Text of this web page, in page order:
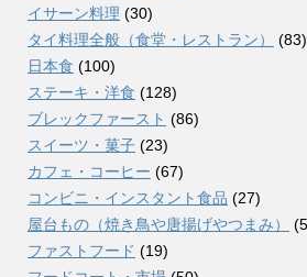
イサーン料理 (30)
タイ料理全般（食堂・レストラン）
(83)
日本食 (100)
ステーキ・洋食 (128)
ブレックファースト (86)
スイーツ・菓子 (23)
カフェ・コーヒー (67)
コンビニ・インスタント食品 (27)
屋台もの（焼き鳥や唐揚げやつまみ）
ファストフード (19)